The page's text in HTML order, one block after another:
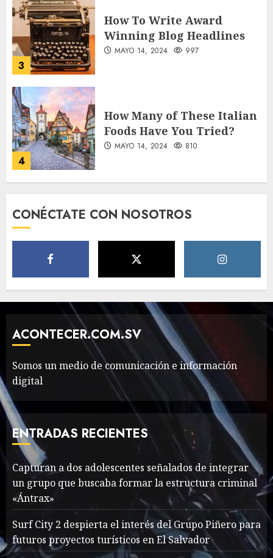
3
How To Write Award
Winning Blog Headlines
MAYO 14, 2024 997
4
How Many of These Italian
Foods Have You Tried?
MAYO 14, 2024 810
Classic Cars in a Retro
The full story of
Thailand’s extraordinary
cave rescue
MAYO 14, 2024 1002
7
Valentino Goes
Deliberately Feminine for
Fall 2018
MAYO 16, 2024 765
1
Searching for the
forgotten heroes of World
War Two
MAYO 14, 2024 860
CONÉCTATE CON NOSOTROS
ACONTECER.COM.SV
Somos un medio de comunicación e información
digital
ENTRADAS RECIENTES
Capturan a dos adolescentes señalados de integrar
un grupo que buscaba formar la estructura criminal
«Ántrax»
Surf City 2 despierta el interés del Grupo Piñero para
futuros proyectos turísticos en El Salvador